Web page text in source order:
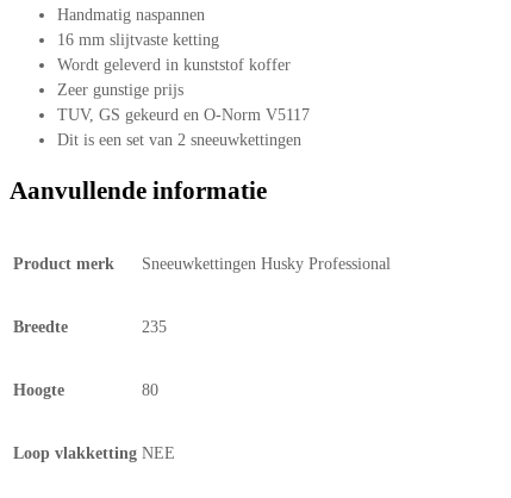
Handmatig naspannen
16 mm slijtvaste ketting
Wordt geleverd in kunststof koffer
Zeer gunstige prijs
TUV, GS gekeurd en O-Norm V5117
Dit is een set van 2 sneeuwkettingen
Aanvullende informatie
Product merk Sneeuwkettingen Husky Professional
Breedte 235
Hoogte 80
Loop vlakketting NEE